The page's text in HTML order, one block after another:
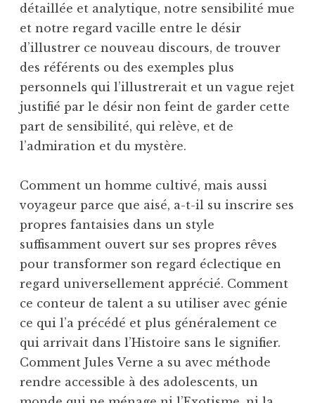
détaillée et analytique, notre sensibilité mue
et notre regard vacille entre le désir
d’illustrer ce nouveau discours, de trouver
des référents ou des exemples plus
personnels qui l’illustrerait et un vague rejet
justifié par le désir non feint de garder cette
part de sensibilité, qui relève, et de
l’admiration et du mystère.
Comment un homme cultivé, mais aussi
voyageur parce que aisé, a-t-il su inscrire ses
propres fantaisies dans un style
suffisamment ouvert sur ses propres rêves
pour transformer son regard éclectique en
regard universellement apprécié. Comment
ce conteur de talent a su utiliser avec génie
ce qui l’a précédé et plus généralement ce
qui arrivait dans l’Histoire sans le signifier.
Comment Jules Verne a su avec méthode
rendre accessible à des adolescents, un